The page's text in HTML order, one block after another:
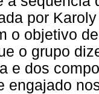
por
o objetivo
o grupo
e dos
engajado